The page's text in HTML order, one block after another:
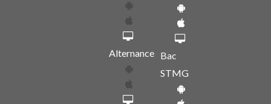
Alternance Bac
STMG